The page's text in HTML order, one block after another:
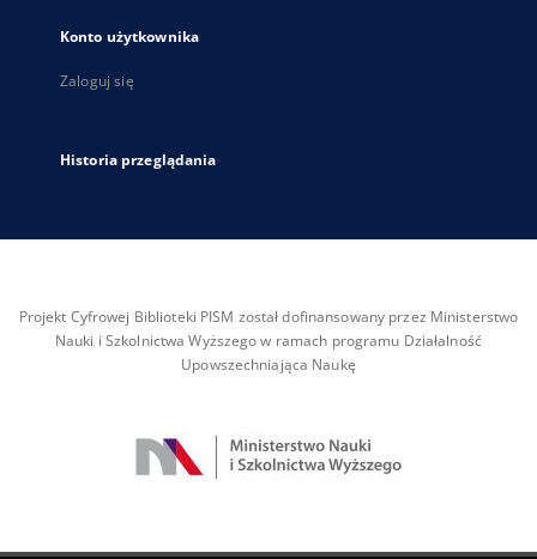
Konto użytkownika
Zaloguj się
Historia przeglądania
Projekt Cyfrowej Biblioteki PISM został dofinansowany przez Ministerstwo
Nauki i Szkolnictwa Wyższego w ramach programu Działalność
Upowszechniająca Naukę